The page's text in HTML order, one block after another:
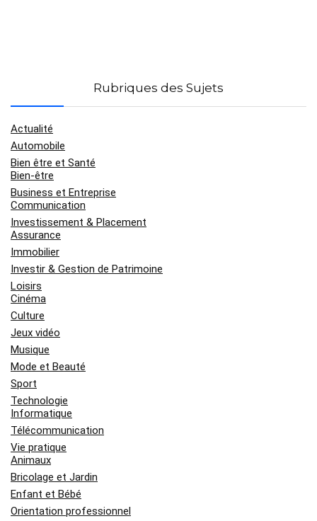
Rubriques des Sujets
Actualité
Automobile
Bien être et Santé
Bien-être
Business et Entreprise
Communication
Investissement & Placement
Assurance
Immobilier
Investir & Gestion de Patrimoine
Loisirs
Cinéma
Culture
Jeux vidéo
Musique
Mode et Beauté
Sport
Technologie
Informatique
Télécommunication
Vie pratique
Animaux
Bricolage et Jardin
Enfant et Bébé
Orientation professionnel